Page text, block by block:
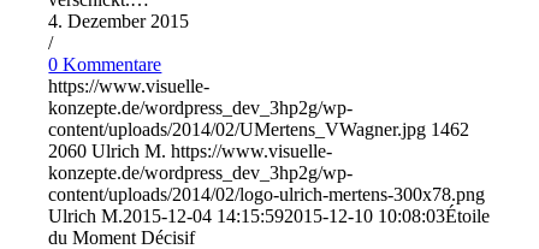
4. Dezember 2015
/
0 Kommentare
https://www.visuelle-
konzepte.de/wordpress_dev_3hp2g/wp-
content/uploads/2014/02/UMertens_VWagner.jpg 1462
2060 Ulrich M. https://www.visuelle-
konzepte.de/wordpress_dev_3hp2g/wp-
content/uploads/2014/02/logo-ulrich-mertens-300x78.png
Ulrich M.2015-12-04 14:15:592015-12-10 10:08:03Étoile
du Moment Décisif